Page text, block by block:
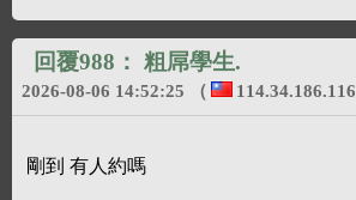
回覆988： 粗屌學生.
2026-08-06 14:52:25 （ 114.34.186.116
剛到 有人約嗎